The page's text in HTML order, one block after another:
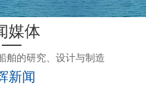
媒体
舶的研究、设计与制造
新闻